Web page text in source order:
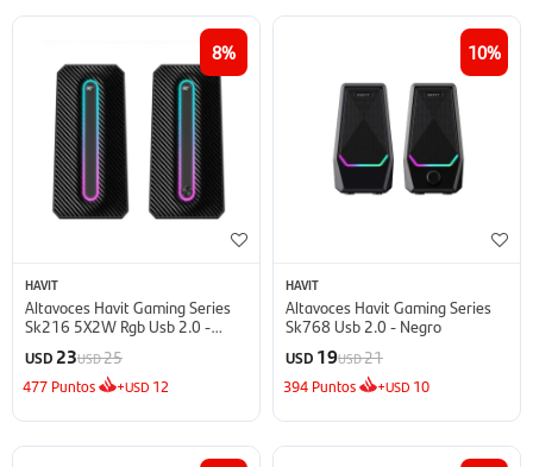
8
HAVIT
Altavoces Havit Gaming Series
Sk216 5X2W Rgb Usb 2.0 -
USD 23USD25
477 Puntos +USD 12
10
HAVIT
Altavoces Havit Gaming Series
Sk768 Usb 2.0 - Negro
USD 19USD21
394 Puntos +USD 10